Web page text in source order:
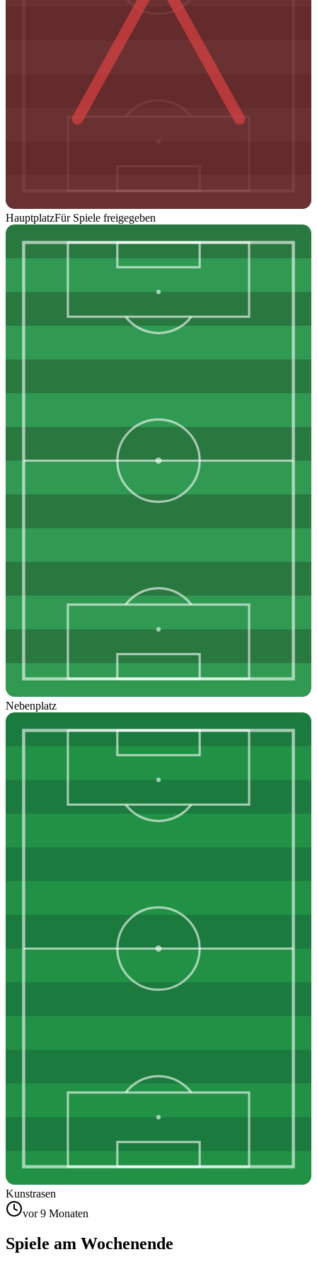
HauptplatzFür Spiele freigegeben
Nebenplatz
Kunstrasen
vor 9 Monaten
Spiele am Wochenende